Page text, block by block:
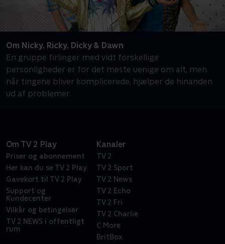
Om Nicky, Ricky, Dicky & Dawn
En gruppe firlinger med vidt forskellige
personligheder er for det meste uenige om alt, men
når tingene bliver komplicerede, hjælper de hinanden
ud af problemer.
Om TV 2 Play
Priser og abonnement
Her kan du se TV 2 Play
Gavekort til TV 2 Play
Support og
Kundecenter
Vilkår og betingelser
TV 2 NEWS i offentligt
rum
Kanaler
TV 2
TV 2 Sport
TV 2 News
TV 2 Echo
TV 2 Fri
TV 2 Charlie
C More
BritBox